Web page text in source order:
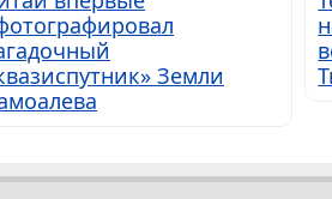
Земли